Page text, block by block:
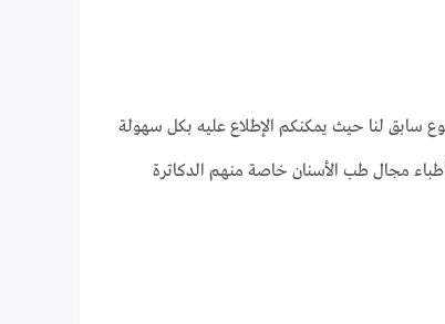
سابق لنا حيث يمكنكم الإطلاع عليه بكل سهولة
مجال طب الأسنان خاصة منهم الدكاترة